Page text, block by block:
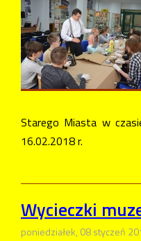
Starego Miasta w
16.02.2018 r.
Wycieczki
poniedziałek, 08 styczeń